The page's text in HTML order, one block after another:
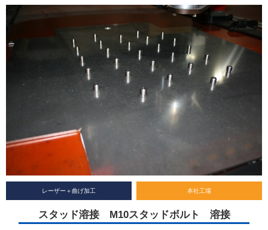
レーザー＋曲げ加工 本社工場
スタッド溶接 M10スタッドボルト 溶接